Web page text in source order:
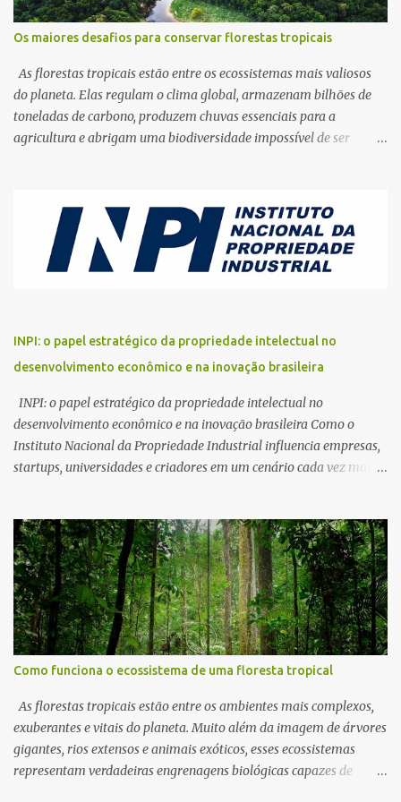
Os maiores desafios para conservar florestas tropicais
As florestas tropicais estão entre os ecossistemas mais valiosos
do planeta. Elas regulam o clima global, armazenam bilhões de
toneladas de carbono, produzem chuvas essenciais para a
agricultura e abrigam uma biodiversidade impossível de ser
continuam sendo destruídos em ritmo acelerado. Da Amazônia à
Bacia do Congo, passando pelas florestas do Sudeste Asiático, a
pressão sobre os ecossistemas tropicais aumentou
dramaticamente nas últimas décadas. O avanço da agropecuária,
ameaças que desafia governos, cientistas, comunidades
tradicionais e organizações ambientais. A conservação das
florestas tropicais deixou de ser apenas uma pauta ecológica.
Hoje, ela representa uma questão econômica, climática, social e
geopolítica. O futuro desses eco...
INPI: o papel estratégico da propriedade intelectual no
desenvolvimento econômico e na inovação brasileira
INPI: o papel estratégico da propriedade intelectual no
desenvolvimento econômico e na inovação brasileira Como o
Instituto Nacional da Propriedade Industrial influencia empresas,
startups, universidades e criadores em um cenário cada vez mais
competitividade transformaram a propriedade intelectual em um
dos ativos mais valiosos do século XXI. Em um mundo onde ideias
podem valer mais do que fábricas inteiras, proteger marcas,
patentes, softwares, desenhos industriais e indicações geográficas
deixou de ser uma formalidade burocrática para se tornar uma
questão estratégica. No Brasil, o órgão responsável por organizar,
analisar e conceder esses direitos é o Instituto Nacional da
Propriedade Industrial, conhecido pela sigla INPI. Vinculado ao
Ministério do Desenvolvimento, Indústria, Comércio e Serviços, o
instituto ocupa uma posição central no ecossistema de inovação
bra...
Como funciona o ecossistema de uma floresta tropical
As florestas tropicais estão entre os ambientes mais complexos,
exuberantes e vitais do planeta. Muito além da imagem de árvores
gigantes, rios extensos e animais exóticos, esses ecossistemas
representam verdadeiras engrenagens biológicas capazes de